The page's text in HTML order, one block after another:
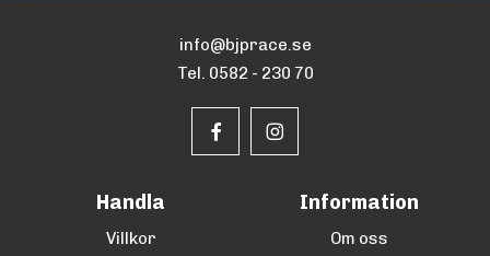
info@bjprace.se
Tel. 0582 - 230 70
Handla
Villkor
Information
Om oss